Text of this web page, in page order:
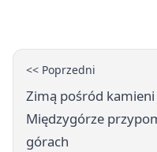
<< Poprzedni
Zimą pośród
Międzygórze
górach